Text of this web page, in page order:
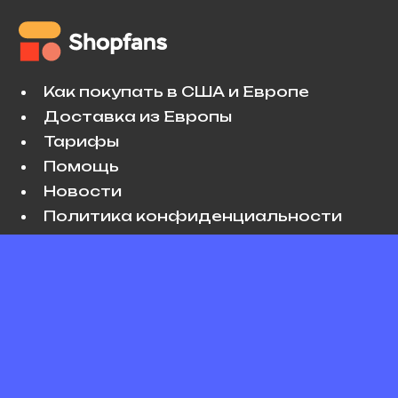
Как покупать в США и Европе
Доставка из Европы
Тарифы
Помощь
Новости
Политика конфиденциальности